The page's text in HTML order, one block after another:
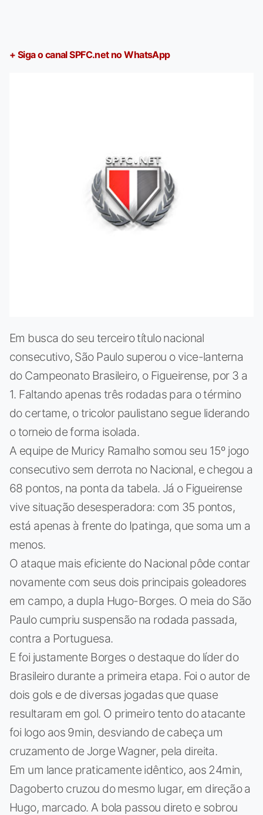
+ Siga o canal SPFC.net no WhatsApp
Em busca do seu terceiro título nacional
consecutivo, São Paulo superou o vice-lanterna
do Campeonato Brasileiro, o Figueirense, por 3 a
1. Faltando apenas três rodadas para o término
do certame, o tricolor paulistano segue liderando
o torneio de forma isolada.
A equipe de Muricy Ramalho somou seu 15º jogo
consecutivo sem derrota no Nacional, e chegou a
68 pontos, na ponta da tabela. Já o Figueirense
vive situação desesperadora: com 35 pontos,
está apenas à frente do Ipatinga, que soma um a
menos.
O ataque mais eficiente do Nacional pôde contar
novamente com seus dois principais goleadores
em campo, a dupla Hugo-Borges. O meia do São
Paulo cumpriu suspensão na rodada passada,
contra a Portuguesa.
E foi justamente Borges o destaque do líder do
Brasileiro durante a primeira etapa. Foi o autor de
dois gols e de diversas jogadas que quase
resultaram em gol. O primeiro tento do atacante
foi logo aos 9min, desviando de cabeça um
cruzamento de Jorge Wagner, pela direita.
Em um lance praticamente idêntico, aos 24min,
Dagoberto cruzou do mesmo lugar, em direção a
Hugo, marcado. A bola passou direto e sobrou